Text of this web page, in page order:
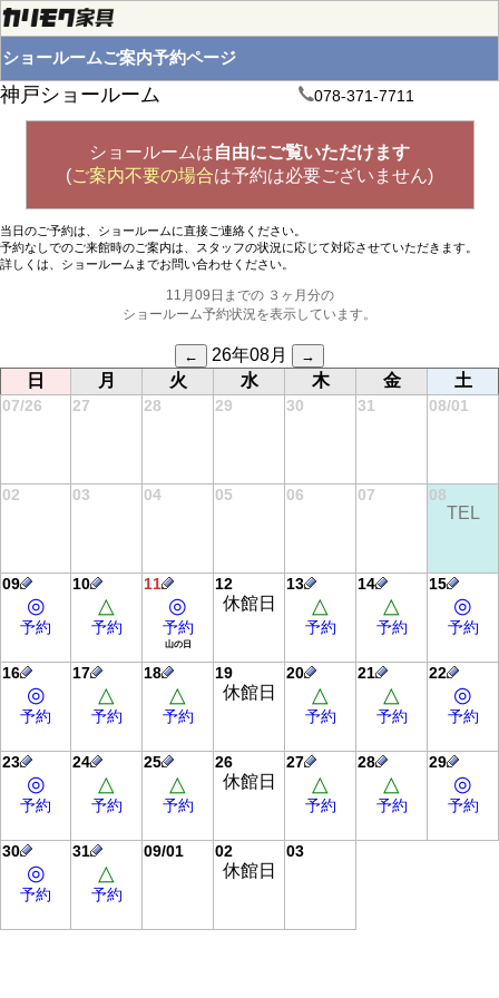
ショールームご案内予約ページ
神戸ショールーム 078-371-7711
ショールームは自由にご覧いただけます
(ご案内不要の場合は予約は必要ございません)
当日のご予約は、ショールームに直接ご連絡ください。
予約なしでのご来館時のご案内は、スタッフの状況に応じて対応させていただきます。
詳しくは、ショールームまでお問い合わせください。
11 月09 日までの ３ヶ月分の
ショールーム予約状況を表示しています。
← 26年08月 →
日 月 火 水 木 金 土
07/26 27 28 29 30 31 08/01
02 03 04 05 06 07 08
TEL
09
◎
予約
10
△
予約
11
◎
予約
山の日
12
休館日
13
△
予約
14
△
予約
15
◎
予約
16
◎
予約
17
△
予約
18
△
予約
19
休館日
20
△
予約
21
△
予約
22
◎
予約
23
◎
予約
24
△
予約
25
△
予約
26
休館日
27
△
予約
28
△
予約
29
◎
予約
30
◎
予約
31
△
予約
09/01 02
休館日
03